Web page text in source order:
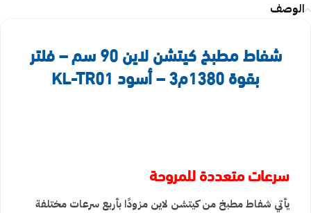
الوصف
شفاط مطبخ كيتشن لاين 90 سم – فلتر
بقوة 1380م3 – أسود KL-TR01
سرعات متعددة للمروحة
يأتي شفاط مطبخ من كيتشن لاين مزودًا بأربع سرعات مختلفة